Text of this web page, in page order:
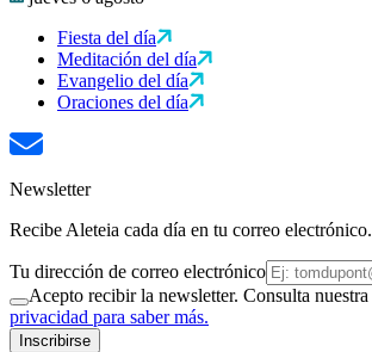
Fiesta del día
Meditación del día
Evangelio del día
Oraciones del día
Newsletter
Recibe Aleteia cada día en tu correo electrónico.
Tu dirección de correo electrónico
Acepto recibir la newsletter. Consulta nuestra
privacidad para saber más.
Inscribirse